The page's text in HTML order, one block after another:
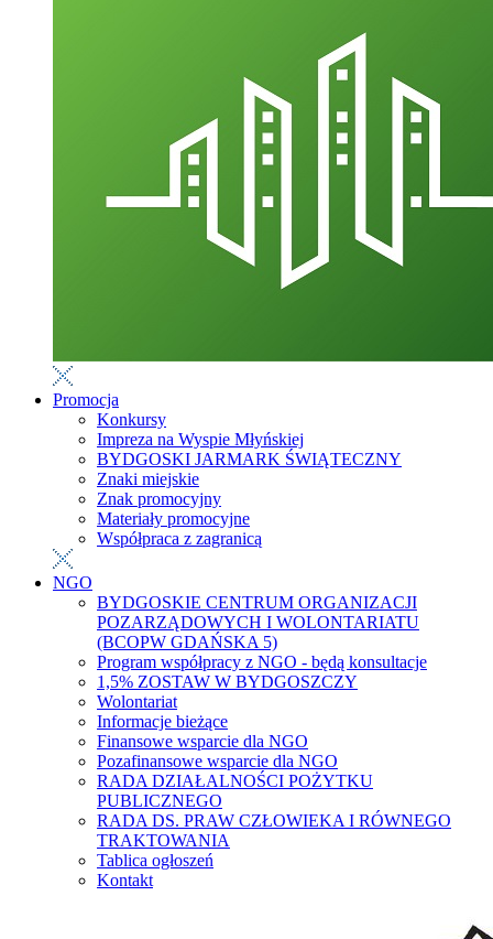
Promocja
Konkursy
Impreza na Wyspie Młyńskiej
BYDGOSKI JARMARK ŚWIĄTECZNY
Znaki miejskie
Znak promocyjny
Materiały promocyjne
Współpraca z zagranicą
NGO
BYDGOSKIE CENTRUM ORGANIZACJI
POZARZĄDOWYCH I WOLONTARIATU
(BCOPW GDAŃSKA 5)
Program współpracy z NGO - będą konsultacje
1,5% ZOSTAW W BYDGOSZCZY
Wolontariat
Informacje bieżące
Finansowe wsparcie dla NGO
Pozafinansowe wsparcie dla NGO
RADA DZIAŁALNOŚCI POŻYTKU
PUBLICZNEGO
RADA DS. PRAW CZŁOWIEKA I RÓWNEGO
TRAKTOWANIA
Tablica ogłoszeń
Kontakt